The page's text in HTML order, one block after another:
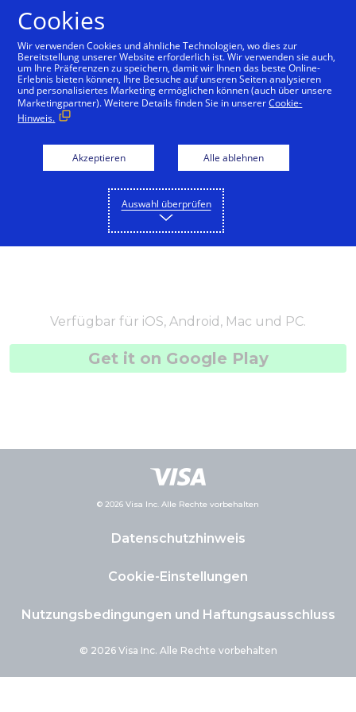
Deutsch
Verfügbar für iOS, Android, Mac und PC.
Get it on Google Play
© 2026 Visa Inc. Alle Rechte vorbehalten
Datenschutzhinweis
Cookie-Einstellungen
Nutzungsbedingungen und Haftungsausschluss
© 2026 Visa Inc. Alle Rechte vorbehalten
Cookies
Wir verwenden Cookies und ähnliche Technologien, wo dies zur
Bereitstellung unserer Website erforderlich ist. Wir verwenden sie auch,
um Ihre Präferenzen zu speichern, damit wir Ihnen das beste Online-
Erlebnis bieten können, Ihre Besuche auf unseren Seiten analysieren
und personalisiertes Marketing ermöglichen können (auch über unsere
Marketingpartner). Weitere Details finden Sie in unsererCookie-
Hinweis.
Akzeptieren Alle ablehnen
Auswahl überprüfen